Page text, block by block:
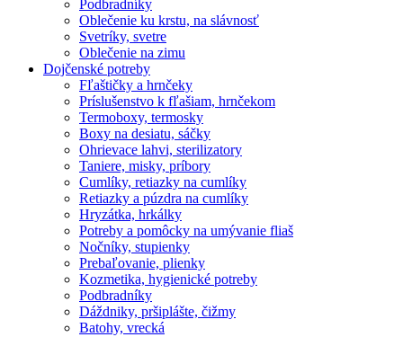
Podbradníky
Oblečenie ku krstu, na slávnosť
Svetríky, svetre
Oblečenie na zimu
Dojčenské potreby
Fľaštičky a hrnčeky
Príslušenstvo k fľašiam, hrnčekom
Termoboxy, termosky
Boxy na desiatu, sáčky
Ohrievace lahvi, sterilizatory
Taniere, misky, príbory
Cumlíky, retiazky na cumlíky
Retiazky a púzdra na cumlíky
Hryzátka, hrkálky
Potreby a pomôcky na umývanie fliaš
Nočníky, stupienky
Prebaľovanie, plienky
Kozmetika, hygienické potreby
Podbradníky
Dáždniky, pršiplášte, čižmy
Batohy, vrecká